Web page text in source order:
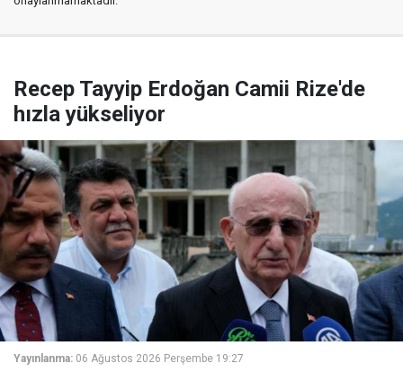
Recep Tayyip Erdoğan Camii Rize'de
hızla yükseliyor
Yayınlanma: 06 Ağustos 2026 Perşembe 19:27